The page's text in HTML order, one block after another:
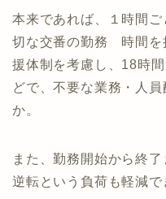
本来であれば、１時間
切な交番の勤務 時間を
援体制を考慮し、18
どで、不要な業務・人
か。
また、勤務開始から終
逆転という負荷も軽減で